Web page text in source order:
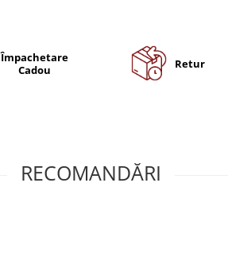
Împachetare
Cadou
Retur
RECOMANDĂRI